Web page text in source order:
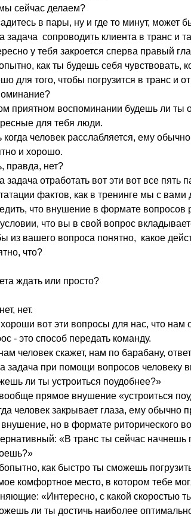
сейчас делаем?
в пары, ну и где то минут, может
задача сопроводить клиента в транс и
у тебя закроется сперва правый
как ты будешь себя чувствовать,
для того, чтобы погрузится в транс и
приятном воспоминании будешь ли ты
для тебя люди.
когда человек расслабляется, ему
и хорошо.
правда, нет?
задача отработать вот эти вот все пять
фактов, как в тренинге мы с
что внушение в формате вопросов
что вы в свой вопрос
из вашего вопроса понятно, какое
что?
ждать или просто?
нет.
вот эти вопросы для нас, что нам
- это способ передать команду.
человек скажет, нам по барабану,
задача при помощи вопросов человеку
ли ты устроиться поудобнее?»
прямое внушение «устроиться
человек закрывает глаза, ему
но в формате риторического
«В транс ты сейчас начнешь
как быстро ты сможешь
комфортное место, в котором тебе
«Интересно, с какой скоростью
ли ты достичь наиболее